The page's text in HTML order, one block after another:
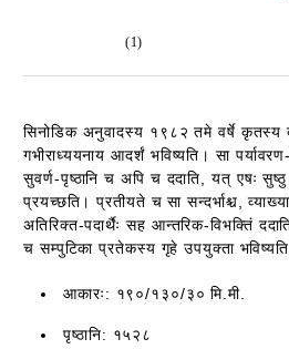
(1)
सिनोडिक अनुवादस्य १९८२ तमे वर्षे कृतस्य
गभीराध्ययनाय आदर्शं भविष्यति। सा
सुवर्ण-पृष्ठानि च अपि च ददाति, यत् एषः
प्रयच्छति। प्रतीयते च सा सन्दर्भाश्च,
अतिरिक्त-पदार्थैः सह आन्तरिक-विभक्तिं
च सम्पुटिका प्रतेकस्य गृहे उपयुक्ता
आकारः: १९०/१३०/३० मि.मी.
पृष्ठानि: १५२८